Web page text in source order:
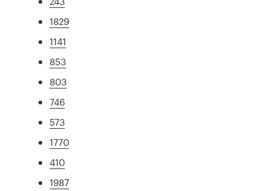
1829
1141
853
803
746
573
1770
410
1987